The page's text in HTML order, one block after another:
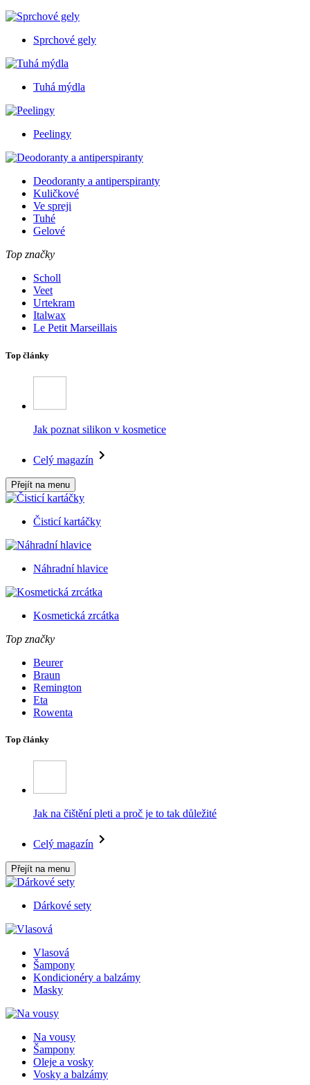
Sprchové gely
Tuhá mýdla
Peelingy
Deodoranty a antiperspiranty
Kuličkové
Ve spreji
Tuhé
Gelové
Top značky
Scholl
Veet
Urtekram
Italwax
Le Petit Marseillais
Top články
Jak poznat silikon v kosmetice
Celý magazín
Přejít na menu
Čisticí kartáčky
Náhradní hlavice
Kosmetická zrcátka
Top značky
Beurer
Braun
Remington
Eta
Rowenta
Top články
Jak na čištění pleti a proč je to tak důležité
Celý magazín
Přejít na menu
Dárkové sety
Vlasová
Šampony
Kondicionéry a balzámy
Masky
Na vousy
Šampony
Oleje a vosky
Vosky a balzámy